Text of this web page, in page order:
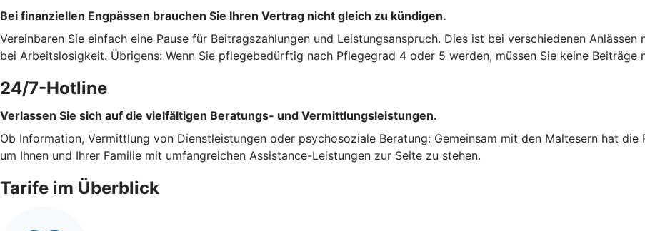
Bei finanziellen Engpässen brauchen Sie Ihren Vertrag nicht gleich zu kündigen.
Vereinbaren Sie einfach eine Pause für Beitragszahlungen und Leistungsanspruch. Dies ist bei verschiedenen
bei Arbeitslosigkeit. Übrigens: Wenn Sie pflegebedürftig nach Pflegegrad 4 oder 5 werden, müssen Sie keine Beiträge
24/7-Hotline
Verlassen Sie sich auf die vielfältigen Beratungs- und Vermittlungsleistungen.
Ob Information, Vermittlung von Dienstleistungen oder psychosoziale Beratung: Gemeinsam mit den Maltesern hat
um Ihnen und Ihrer Familie mit umfangreichen Assistance-Leistungen zur Seite zu stehen.
Tarife im Überblick